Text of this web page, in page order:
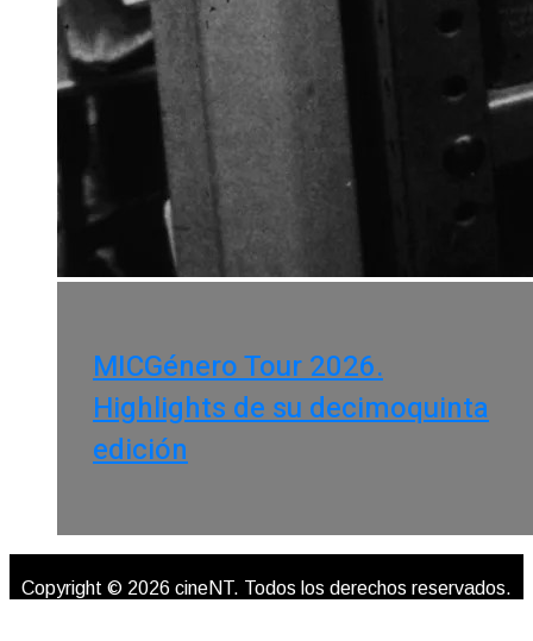
MICGénero Tour 2026.
Highlights de su decimoquinta
edición
Copyright © 2026 cineNT. Todos los derechos reservados.